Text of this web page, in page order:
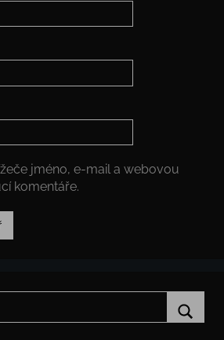
jméno, e-mail a webovou
komentáře.